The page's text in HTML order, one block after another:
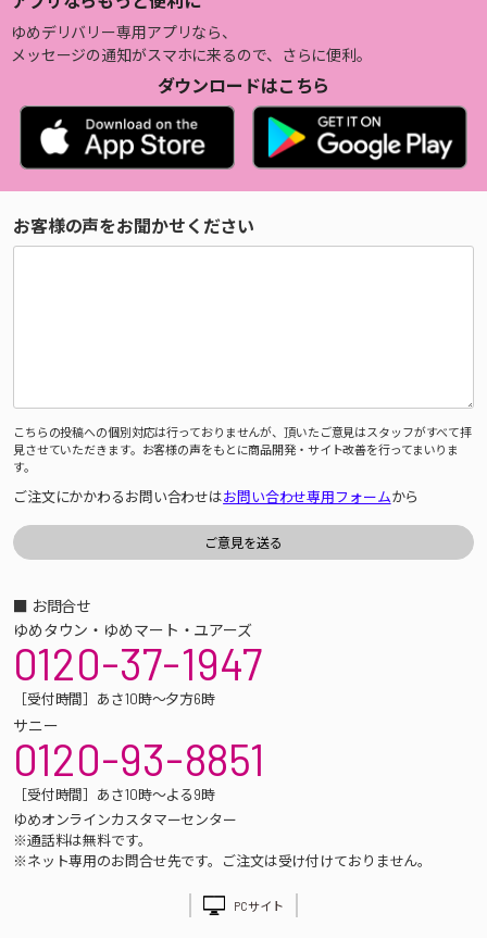
ゆめデリバリー専用アプリなら、
メッセージの通知がスマホに来るので、さらに便利。
ダウンロードはこちら
お客様の声をお聞かせください
こちらの投稿への個別対応は行っておりませんが、頂いたご意見はスタッフがすべて拝
見させていただきます。お客様の声をもとに商品開発・サイト改善を行ってまいりま
す。
ご注文にかかわるお問い合わせはお問い合わせ専用フォームから
■ お問合せ
ゆめタウン・ゆめマート・ユアーズ
0120-37-1947
［受付時間］あさ10時～夕方6時
サニー
0120-93-8851
［受付時間］あさ10時～よる9時
ゆめオンラインカスタマーセンター
※通話料は無料です。
※ネット専用のお問合せ先です。ご注文は受け付けておりません。
PCサイト